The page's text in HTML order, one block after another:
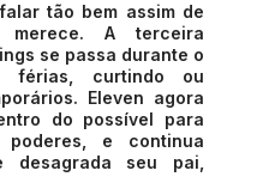
tão bem assim de
A terceira
se passa durante o
férias, curtindo ou
Eleven agora
do possível para
e continua
desagrada seu pai,